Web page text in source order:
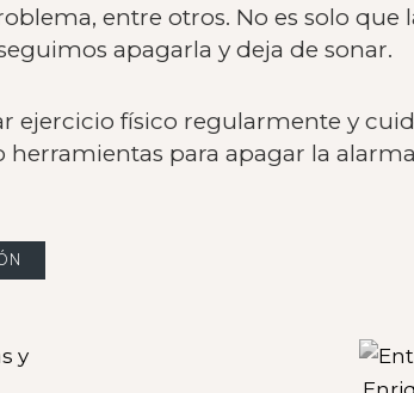
entre otros. No es solo que
apagarla y deja de sonar.
ejercicio físico regularmente y
para apagar la